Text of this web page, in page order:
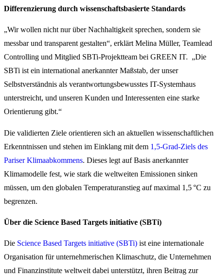
Differenzierung durch wissenschaftsbasierte Standards
„Wir wollen nicht nur über Nachhaltigkeit sprechen, sondern sie
messbar und transparent gestalten“, erklärt Melina Müller, Teamlead
Controlling und Mitglied SBTi-Projektteam bei GREEN IT. „Die
SBTi ist ein international anerkannter Maßstab, der unser
Selbstverständnis als verantwortungsbewusstes IT-Systemhaus
unterstreicht, und unseren Kunden und Interessenten eine starke
Orientierung gibt.“
Die validierten Ziele orientieren sich an aktuellen wissenschaftlichen
Erkenntnissen und stehen im Einklang mit dem 1,5-Grad-Ziels des
Pariser Klimaabkommens. Dieses legt auf Basis anerkannter
Klimamodelle fest, wie stark die weltweiten Emissionen sinken
müssen, um den globalen Temperaturanstieg auf maximal 1,5 °C zu
begrenzen.
Über die Science Based Targets initiative (SBTi)
Die Science Based Targets initiative (SBTi) ist eine internationale
Organisation für unternehmerischen Klimaschutz, die Unternehmen
und Finanzinstitute weltweit dabei unterstützt, ihren Beitrag zur